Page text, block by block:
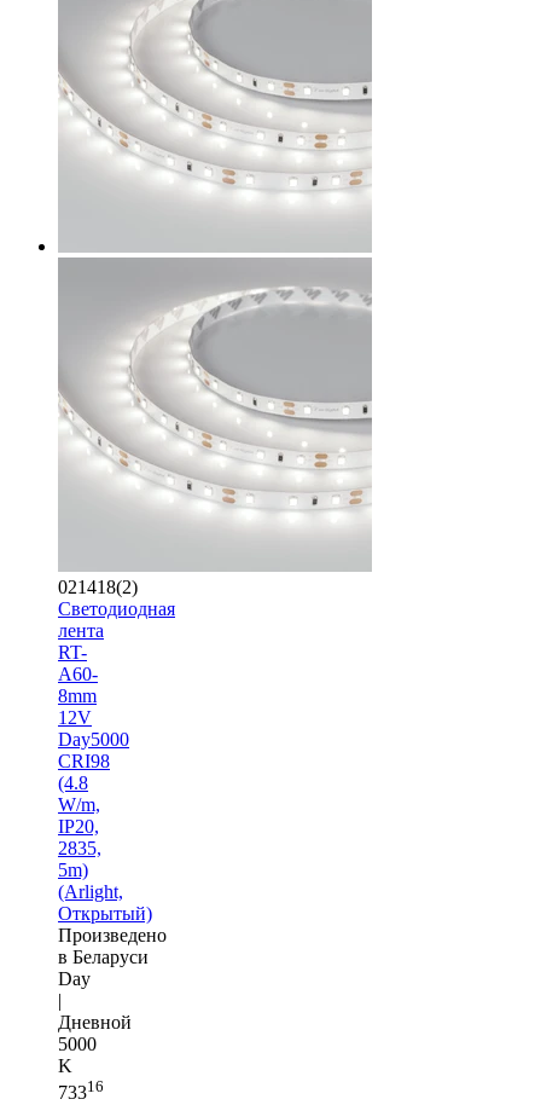
021418(2)
Светодиодная
лента
RT-
A60-
8mm
12V
Day5000
CRI98
(4.8
W/m,
IP20,
2835,
5m)
(Arlight,
Открытый)
Произведено
в Беларуси
Day
|
Дневной
5000
K
73316